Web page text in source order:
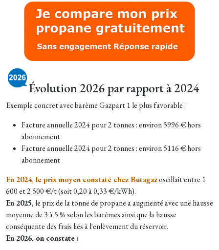
Évolution 2026 par rapport à 2024
Exemple concret avec barème Gazpart 1 le plus favorable :
Facture annuelle 2024 pour 2 tonnes : environ 5996 € hors
abonnement
Facture annuelle 2024 pour 2 tonnes : environ 5116 €hors
abonnement
En 2024, le prix moyen constaté chez Butagazoscillait entre 1
600 et 2 500 €/t (soit 0,20 à 0,33 €/kWh).
En 2025, le prix de la tonne de propane a augmenté avec une hausse
moyenne de 3 à 5 % selon les barèmesainsi que la hausse
conséquente des frais liés à l'enlèvement du réservoir.
En 2026, on constate :